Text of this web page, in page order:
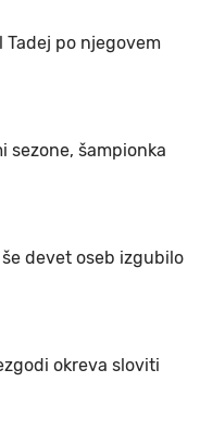
po njegovem
sezone, šampionka
devet oseb izgubilo
okreva sloviti